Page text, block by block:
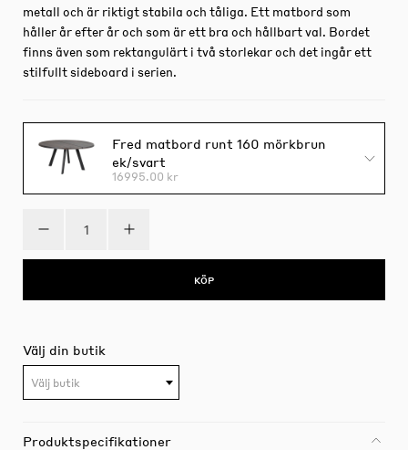
metall och är riktigt stabila och tåliga. Ett matbord som
håller år efter år och som är ett bra och hållbart val. Bordet
finns även som rektangulärt i två storlekar och det ingår ett
stilfullt sideboard i serien.
Fred matbord runt 160 mörkbrun
ek/svart
16995.00 kr
KÖP
Välj din butik
Välj butik
Produktspecifikationer